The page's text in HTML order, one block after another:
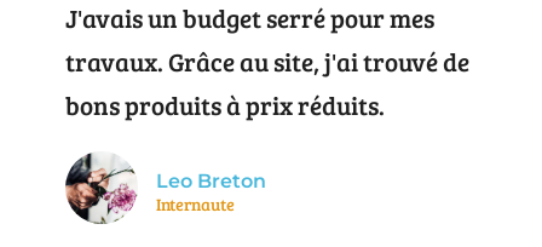
J'avais un budget serré pour mes
travaux. Grâce au site, j'ai trouvé de
bons produits à prix réduits.
Leo Breton
Internaute